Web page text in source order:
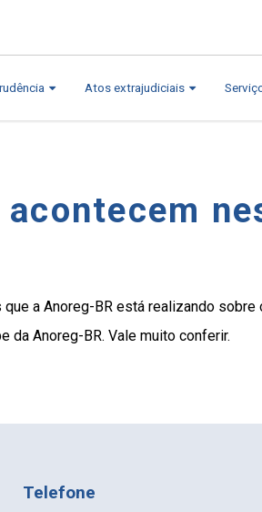
Atos extrajudiciais
a Anoreg-BR está realizando
da Anoreg-BR. Vale muito conferir.
Telefone